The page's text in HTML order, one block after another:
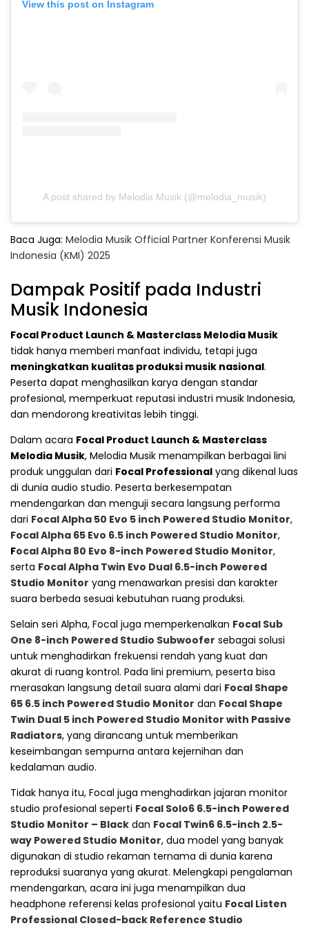
View this post on Instagram
A post shared by Melodia Musik (@melodia_musik)
Baca Juga: Melodia Musik Official Partner Konferensi Musik
Indonesia (KMI) 2025
Dampak Positif pada Industri
Musik Indonesia
Focal Product Launch & Masterclass Melodia Musik
tidak hanya memberi manfaat individu, tetapi juga
meningkatkan kualitas produksi musik nasional.
Peserta dapat menghasilkan karya dengan standar
profesional, memperkuat reputasi industri musik Indonesia,
dan mendorong kreativitas lebih tinggi.
Dalam acara Focal Product Launch & Masterclass
Melodia Musik, Melodia Musik menampilkan berbagai lini
produk unggulan dari Focal Professional yang dikenal luas
di dunia audio studio. Peserta berkesempatan
mendengarkan dan menguji secara langsung performa
dari Focal Alpha 50 Evo 5 inch Powered Studio Monitor,
Focal Alpha 65 Evo 6.5 inch Powered Studio Monitor,
Focal Alpha 80 Evo 8-inch Powered Studio Monitor,
serta Focal Alpha Twin Evo Dual 6.5-inch Powered
Studio Monitor yang menawarkan presisi dan karakter
suara berbeda sesuai kebutuhan ruang produksi.
Selain seri Alpha, Focal juga memperkenalkan Focal Sub
One 8-inch Powered Studio Subwoofer sebagai solusi
untuk menghadirkan frekuensi rendah yang kuat dan
akurat di ruang kontrol. Pada lini premium, peserta bisa
merasakan langsung detail suara alami dari Focal Shape
65 6.5 inch Powered Studio Monitor dan Focal Shape
Twin Dual 5 inch Powered Studio Monitor with Passive
Radiators, yang dirancang untuk memberikan
keseimbangan sempurna antara kejernihan dan
kedalaman audio.
Tidak hanya itu, Focal juga menghadirkan jajaran monitor
studio profesional seperti Focal Solo6 6.5-inch Powered
Studio Monitor – Black dan Focal Twin6 6.5-inch 2.5-
way Powered Studio Monitor, dua model yang banyak
digunakan di studio rekaman ternama di dunia karena
reproduksi suaranya yang akurat. Melengkapi pengalaman
mendengarkan, acara ini juga menampilkan dua
headphone referensi kelas profesional yaitu Focal Listen
Professional Closed-back Reference Studio